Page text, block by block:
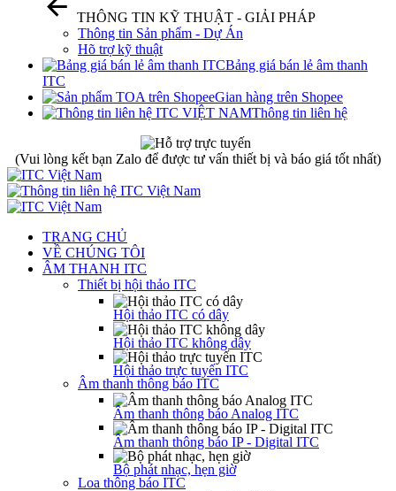
THÔNG TIN KỸ THUẬT - GIẢI PHÁP
Thông tin Sản phẩm - Dự Án
Hõ trợ kỹ thuật
Bảng giá bán lẻ âm thanh
ITC
Gian hàng trên Shopee
Thông tin liên hệ
(Vui lòng kết bạn Zalo để được tư vấn thiết bị và báo giá tốt nhất)
TRANG CHỦ
VỀ CHÚNG TÔI
ÂM THANH ITC
Thiết bị hội thảo ITC
Hội thảo ITC có dây
Hội thảo ITC không dây
Hội thảo trực tuyến ITC
Âm thanh thông báo ITC
Âm thanh thông báo Analog ITC
Âm thanh thông báo IP - Digital ITC
Bộ phát nhạc, hẹn giờ
Loa thông báo ITC